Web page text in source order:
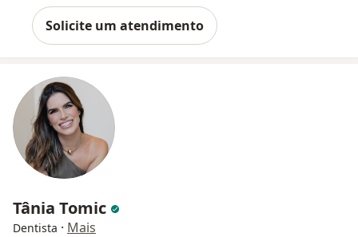
Solicite um atendimento
Tânia Tomic
Dentista · Mais